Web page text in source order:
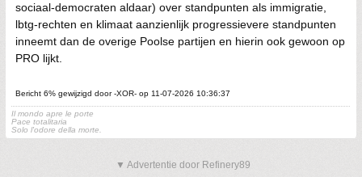
sociaal-democraten aldaar) over standpunten als immigratie,
lbtg-rechten en klimaat aanzienlijk progressievere standpunten
inneemt dan de overige Poolse partijen en hierin ook gewoon op
PRO lijkt.
Bericht 6% gewijzigd door -XOR- op 11-07-2026 10:36:37
Il mondo apre le porte
Pace totalitaria
Solo l'odore della morte.
▼ Advertentie door Refinery89